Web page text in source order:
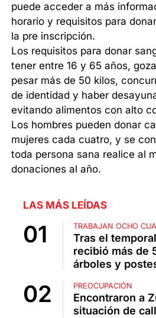
puede acceder a más
horario y requisitos para
la pre inscripción.
Los requisitos para donar
tener entre 16 y 65 años,
pesar más de 50 kilos,
de identidad y haber
evitando alimentos con alto
Los hombres pueden donar
mujeres cada cuatro, y se
toda persona sana realice al
donaciones al año.
LAS MÁS LEÍDAS
TRABAJAN OCHO
Tras el
recibió más de
árboles y
PREOCUPACIÓN
Encontraron a
situación de